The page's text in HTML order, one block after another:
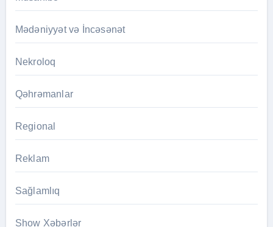
Mədəniyyət və İncəsənət
Nekroloq
Qəhrəmanlar
Regional
Reklam
Sağlamlıq
Show Xəbərlər